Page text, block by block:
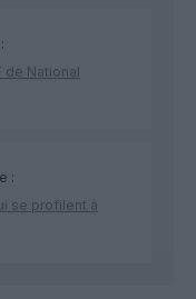
de National
:
se profilent à